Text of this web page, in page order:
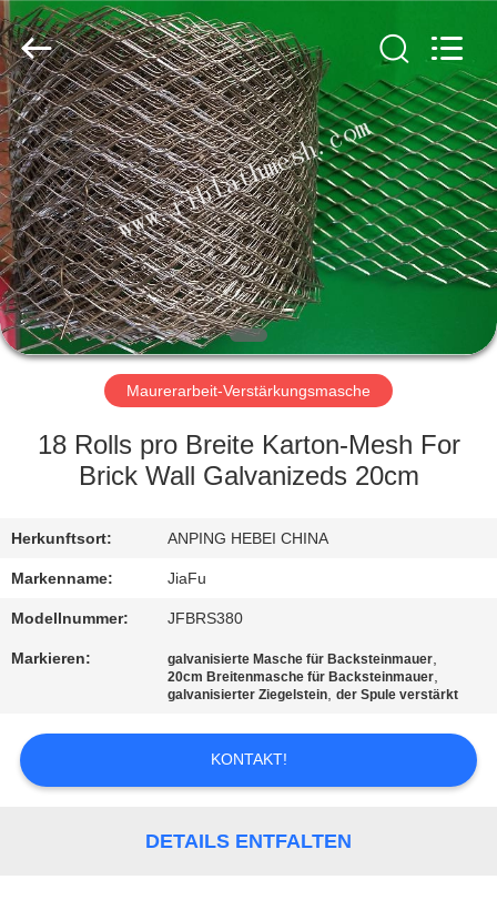
HAUS
PRODUKTE
ÜBER
UNS
FABRIK-
AUSFLUG
QUALITÄTSKONTROLLE
TRETEN
SIE
MIT
UNS
FORDERN
JIAFU
WIRE
MESH
MANUFACTURING
CO.,LTD.
All
Rights
Reserved.
Maurerarbeit-Verstärkungsmasche
18 Rolls pro Breite Karton-Mesh For
Brick Wall Galvanizeds 20cm
Herkunftsort: ANPING HEBEI CHINA
Markenname: JiaFu
Modellnummer: JFBRS380
Markieren: galvanisierte Masche für Backsteinmauer,
20cm Breitenmasche für Backsteinmauer,
galvanisierter Ziegelstein,der Spule verstärkt
KONTAKT!
DETAILS ENTFALTEN